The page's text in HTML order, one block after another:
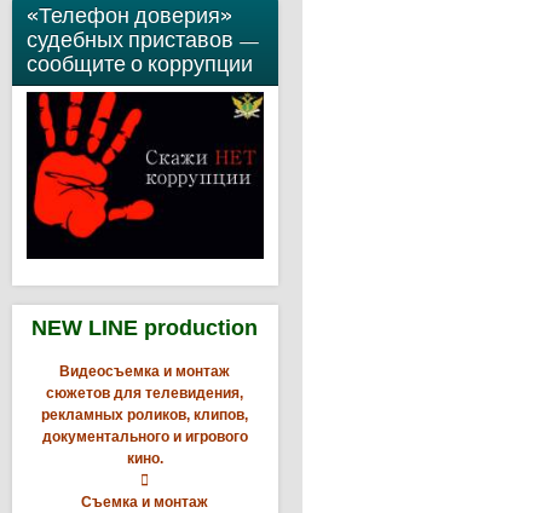
«Телефон доверия»
судебных приставов —
сообщите о коррупции
NEW LINE production
Видеосъемка и монтаж
сюжетов для телевидения,
рекламных роликов, клипов,
документального и игрового
кино.

Съемка и монтаж